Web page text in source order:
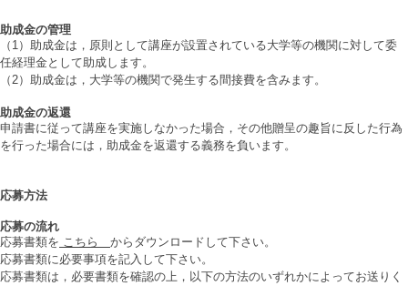
助成金の管理
（1）助成金は，原則として講座が設置されている大学等の機関に対して委
任経理金として助成します。
（2）助成金は，大学等の機関で発生する間接費を含みます。
助成金の返還
申請書に従って講座を実施しなかった場合，その他贈呈の趣旨に反した行為
を行った場合には，助成金を返還する義務を負います。
応募方法
応募の流れ
応募書類を こちら からダウンロードして下さい。
応募書類に必要事項を記入して下さい。
応募書類は，必要書類を確認の上，以下の方法のいずれかによってお送りく